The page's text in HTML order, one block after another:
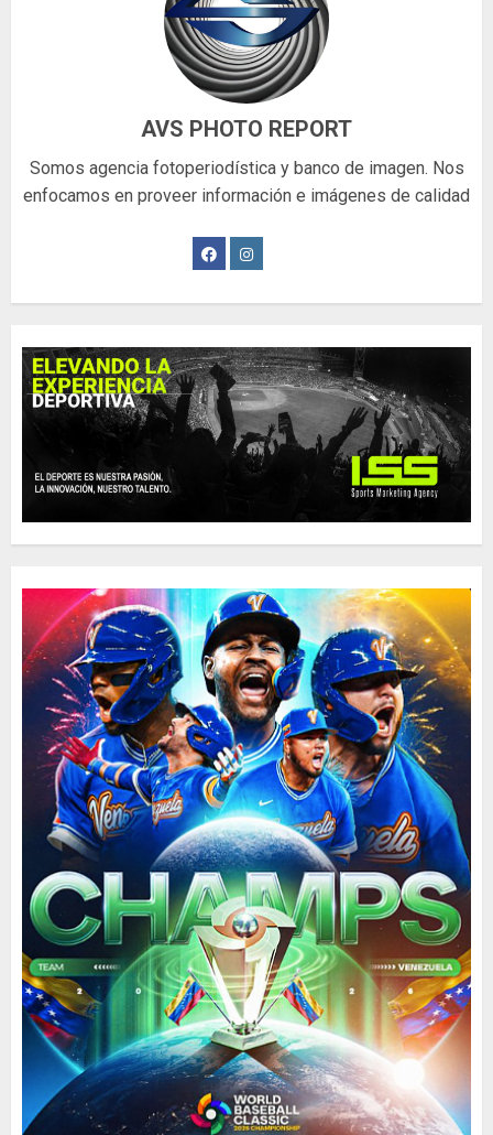
AVS PHOTO REPORT
Somos agencia fotoperiodística y banco de imagen. Nos
enfocamos en proveer información e imágenes de calidad